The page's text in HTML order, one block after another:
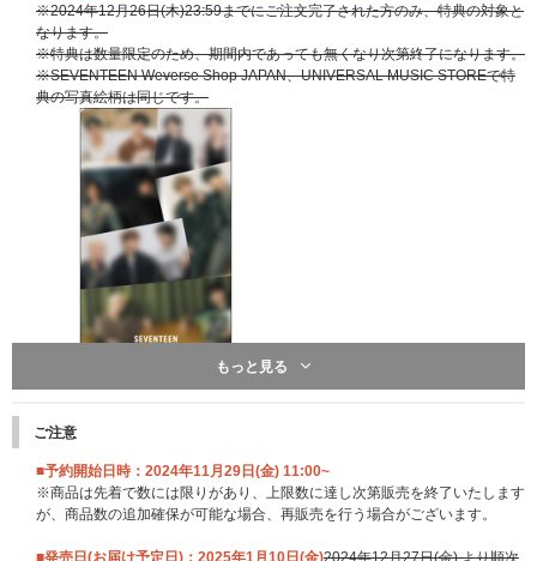
※2024年12月26日(木)23:59までにご注文完了された方のみ、特典の対象と
なります。
※特典は数量限定のため、期間内であっても無くなり次第終了になります。
※SEVENTEEN Weverse Shop JAPAN、UNIVERSAL MUSIC STOREで特
典の写真絵柄は同じです。
もっと見る
ご注意
■予約開始日時：2024年11月29日(金) 11:00~
※商品は先着で数には限りがあり、上限数に達し次第販売を終了いたします
が、商品数の追加確保が可能な場合、再販売を行う場合がございます。